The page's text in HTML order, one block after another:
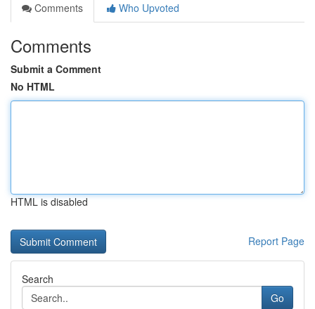
Comments
Who Upvoted
Comments
Submit a Comment
No HTML
HTML is disabled
Report Page
Search
Go